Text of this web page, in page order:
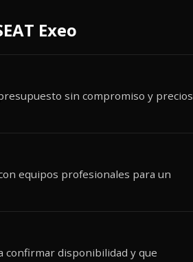
Exeo
sin compromiso y precios
equipos profesionales para un
confirmar disponibilidad y que